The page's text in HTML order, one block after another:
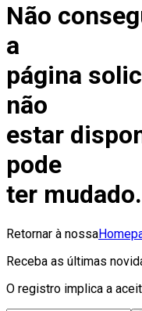
Não
a
página
não
estar
pode
ter mudado.
Retornar à nossa
Receba as últimas
O registro implica a